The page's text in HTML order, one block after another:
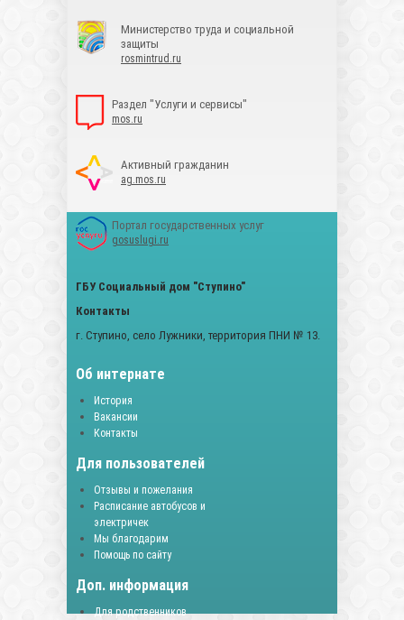
Министерство труда и социальной
защиты
rosmintrud.ru
Раздел "Услуги и сервисы"
mos.ru
Активный гражданин
ag.mos.ru
Портал государственных услуг
gosuslugi.ru
ГБУ Социальный дом "Ступино"
Контакты
г. Ступино, село Лужники, территория ПНИ № 13.
Об интернате
История
Вакансии
Контакты
Для пользователей
Отзывы и пожелания
Расписание автобусов и
электричек
Мы благодарим
Помощь по сайту
Доп. информация
Для родственников